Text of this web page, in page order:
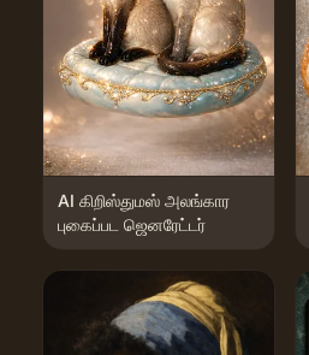
AI கிறிஸ்துமஸ் அலங்கார
புகைப்பட ஜெனரேட்டர்